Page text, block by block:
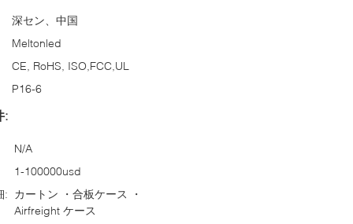
深セン、中国
Meltonled
CE, RoHS, ISO,FCC,UL
P16-6
:
N/A
1-100000usd
: カートン ・合板ケース ・
Airfreight ケース